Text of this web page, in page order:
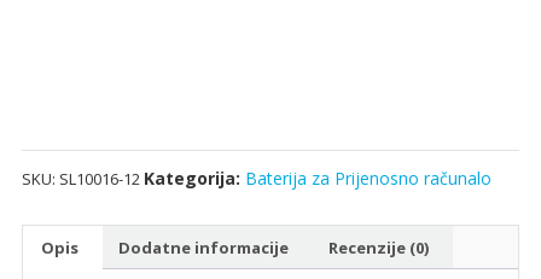
SKU: SL10016-12 Kategorija: Baterija za Prijenosno računalo
Opis Dodatne informacije Recenzije (0)